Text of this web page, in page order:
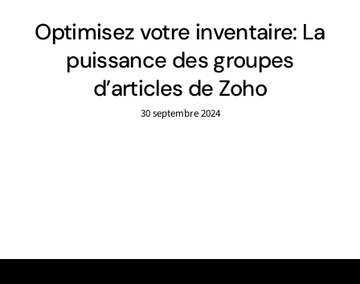
Optimisez votre inventaire: La
puissance des groupes
d’articles de Zoho
30 septembre 2024